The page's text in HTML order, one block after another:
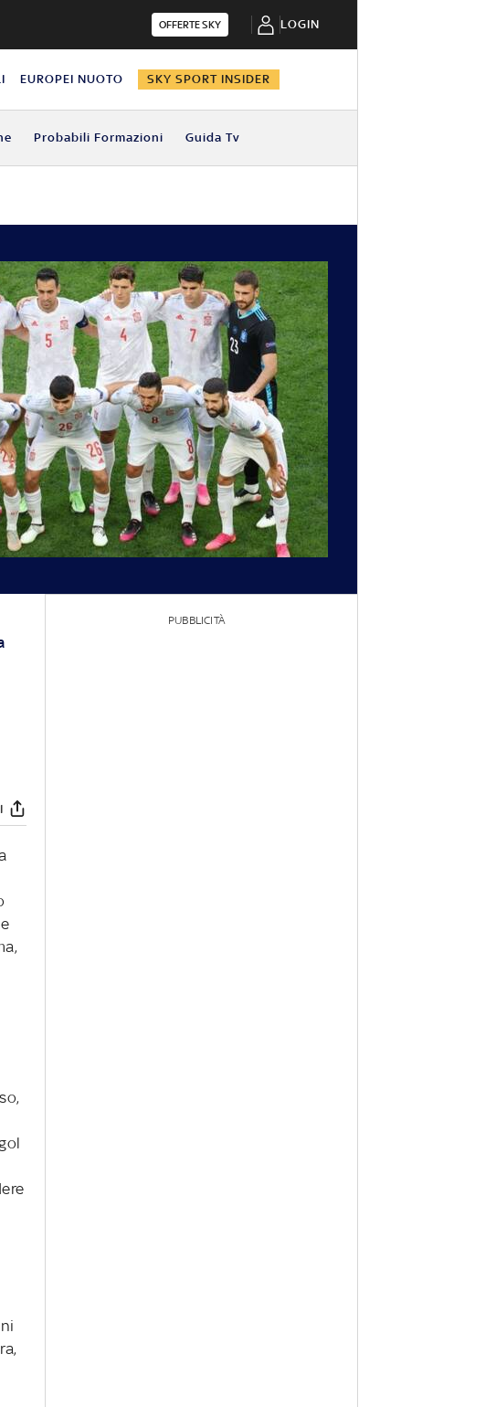
OFFERTE SKY LOGIN
EUROPEI NUOTO SKY SPORT INSIDER
Probabili Formazioni Guida Tv
PUBBLICITÀ